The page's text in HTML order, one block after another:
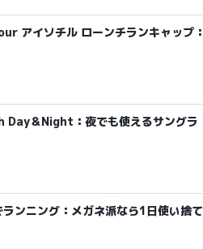
アイソチル ローンチランキャップ：
Day＆Night：夜でも使えるサングラ
ランニング：メガネ派なら1日使い捨て